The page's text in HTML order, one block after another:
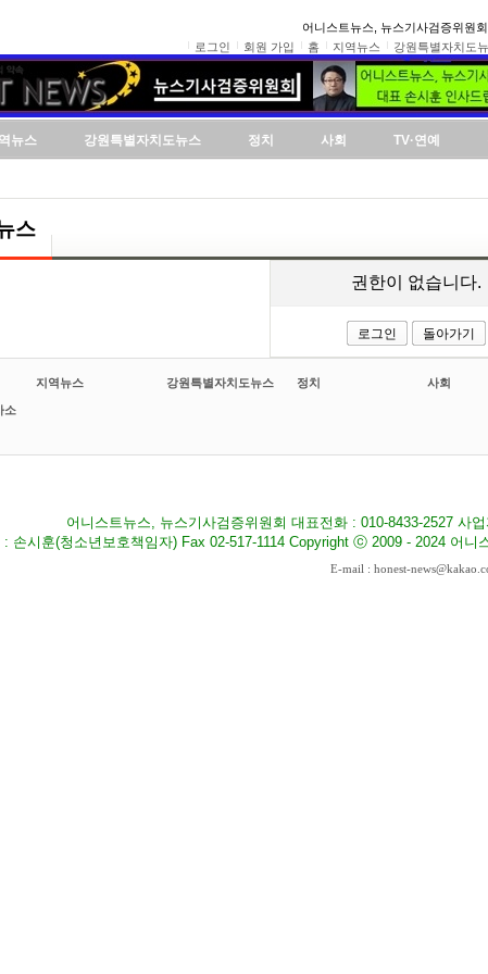
어니스트뉴스, 뉴스기사검증위원
로그인
회원 가입 홈 지역뉴스 강원특별자치도
뉴스 강원특별자치도뉴스 정치 사회 TV·연예
스
권한이 없습니다.
로그인 돌아가기
지역뉴스 강원특별자치도뉴스 정치 사회
소
어니스트뉴스, 뉴스기사검증위원회 대표전화 : 010-8433-2527 사
: 손시훈(청소년보호책임자) Fax 02-517-1114 Copyright ⓒ 2009 - 2024 어
E-mail : honest-